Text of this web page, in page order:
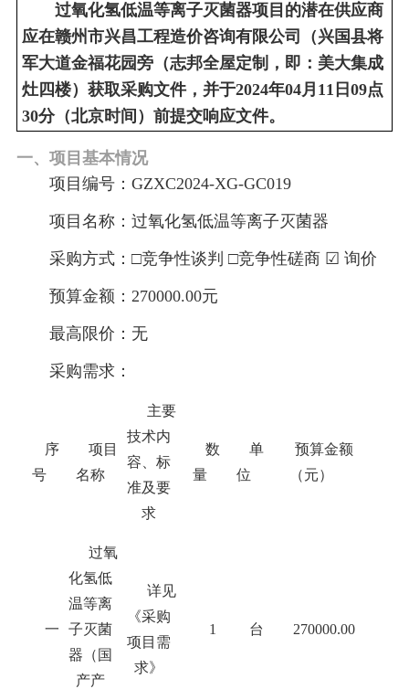
过氧化氢低温等离子灭菌器项目 的潜在供应商
应在赣州市兴昌工程造价咨询有限公司
（兴国县将
军大道金福花园旁（志邦全屋定制，即： 美大集成
灶四楼）获取采购文件，并于2024年04月 11 日 09点
30分（北京时间）前提交响应文件。
一、项目基本情况
项目编号： GZXC2024-XG-GC019
项目名称： 过氧化氢低温等离子灭菌器
采购方式： □竞争性谈判 □竞争性磋商 ☑ 询价
预算金额： 270000.00元
最高限价： 无
采购需求：
序
号
项目
名称
主要
技术内
容、标
准及要
求
数
量
单
位
预算金额
（元）
一
过氧
化氢低
温等离
子灭菌
器（国
产产
详见
《采购
项目需
求》
1 台 270000.00